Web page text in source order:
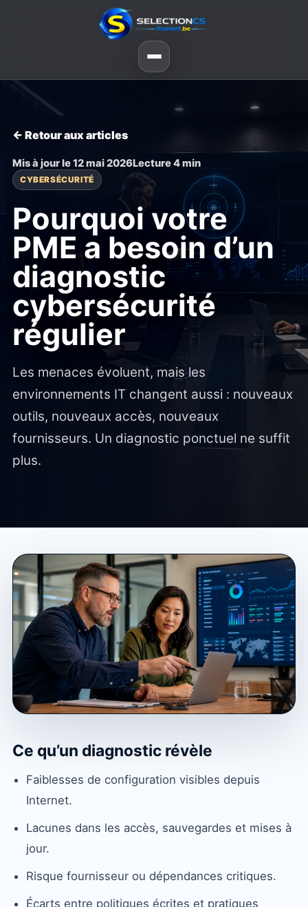
← Retour aux articles
Mis à jour le 12 mai 2026Lecture 4 min
CYBERSÉCURITÉ
Pourquoi votre
PME a besoin d’un
diagnostic
cybersécurité
régulier
Les menaces évoluent, mais les
environnements IT changent aussi : nouveaux
outils, nouveaux accès, nouveaux
fournisseurs. Un diagnostic ponctuel ne suffit
plus.
Ce qu’un diagnostic révèle
Faiblesses de configuration visibles depuis
Internet.
Lacunes dans les accès, sauvegardes et mises à
jour.
Risque fournisseur ou dépendances critiques.
Écarts entre politiques écrites et pratiques